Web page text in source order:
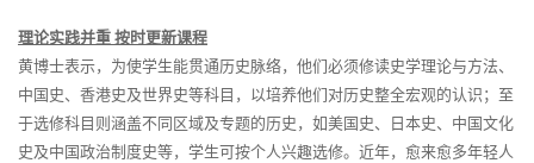
理论实践并重 按时更新课程
黄博士表示，为使学生能贯通历史脉络，他们必须修读史学理论与方法、
中国史、香港史及世界史等科目，以培养他们对历史整全宏观的认识；至
于选修科目则涵盖不同区域及专题的历史，如美国史、日本史、中国文化
史及中国政治制度史等，学生可按个人兴趣选修。近年，愈来愈多年轻人